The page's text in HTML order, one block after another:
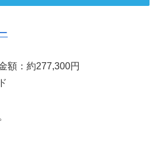
額：約277,300円